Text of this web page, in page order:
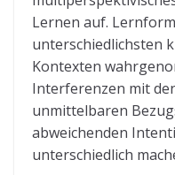
Lernen auf.
unterschiedlichsten
Kontexten
Interferenzen mit
unmittelbaren
abweichenden
unterschiedlich